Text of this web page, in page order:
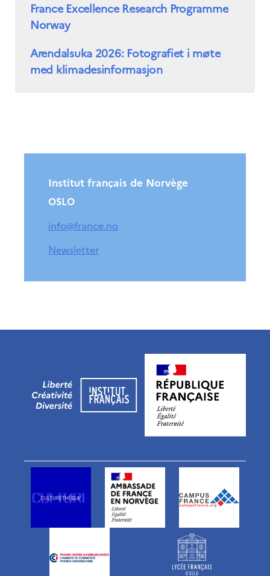
France Excellence Research Programme
Norway
Arendalsuka 2026: Fotografiet i møte
med klimadesinformasjon
Institut français de Norvège
OSLO
info@france.no
Newsletter